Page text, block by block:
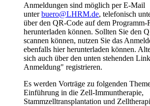
Anmeldungen sind möglich per E-Mail
unterbuero@LHRM.de, telefonisch
über den QR-Code auf dem Programm-
herunterladen können. Sollten Sie den
scannen können, nutzen Sie das
ebenfalls hier herunterladen können.
sich auch über den unten stehenden
Anmeldung" registrieren.
Es werden Vorträge zu folgenden
Einführung in die Zell-Immuntherapie,
Stammzelltransplantation und